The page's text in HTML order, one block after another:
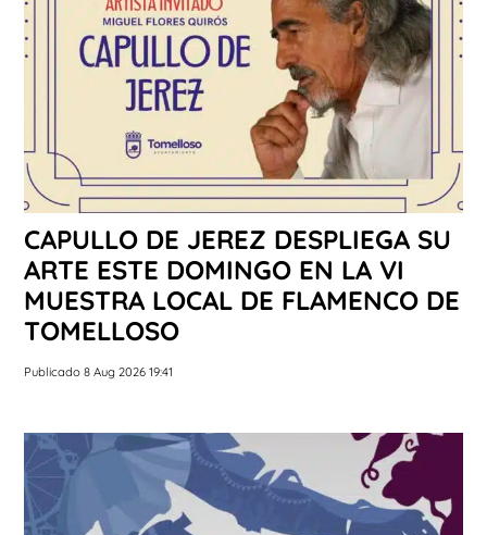
CAPULLO DE JEREZ DESPLIEGA SU
ARTE ESTE DOMINGO EN LA VI
MUESTRA LOCAL DE FLAMENCO DE
TOMELLOSO
Publicado 8 Aug 2026 19:41